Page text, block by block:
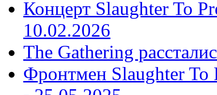
Концерт Slaughter To
10.02.2026
The Gathering
Фронтмен Slaughter To